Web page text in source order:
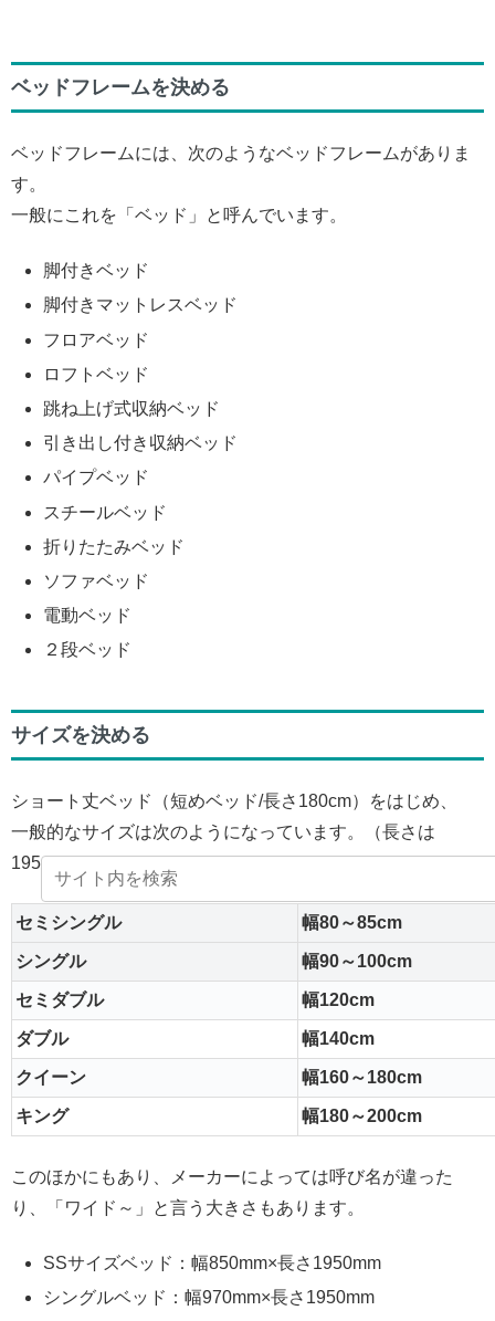
ベッドフレームを決める
ベッドフレームには、次のようなベッドフレームがありま
す。
一般にこれを「ベッド」と呼んでいます。
脚付きベッド
脚付きマットレスベッド
フロアベッド
ロフトベッド
跳ね上げ式収納ベッド
引き出し付き収納ベッド
パイプベッド
スチールベッド
折りたたみベッド
ソファベッド
電動ベッド
２段ベッド
サイズを決める
ショート丈ベッド（短めベッド/長さ180cm）をはじめ、
一般的なサイズは次のようになっています。（長さは
195cm）
セミシングル 幅80～85cm
シングル 幅90～100cm
セミダブル 幅120cm
ダブル 幅140cm
クイーン 幅160～180cm
キング 幅180～200cm
このほかにもあり、メーカーによっては呼び名が違った
り、「ワイド～」と言う大きさもあります。
SSサイズベッド：幅850mm×長さ1950mm
シングルベッド：幅970mm×長さ1950mm